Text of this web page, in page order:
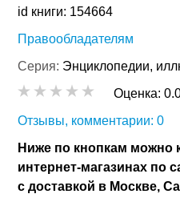
id книги: 154664
Правообладателям
Серия: Энциклопедии,
Оценка:
Отзывы, комментарии: 0
Ниже по кнопкам можно
интернет-магазинах
с доставкой в Москве,